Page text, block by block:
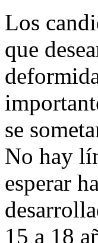
Los
que
se
No hay
esperar
15 a 18